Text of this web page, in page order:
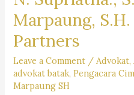
Marpaung,
Partners
Leave a Comment / Advokat,
advokat batak,Pengacara
Marpaung SH